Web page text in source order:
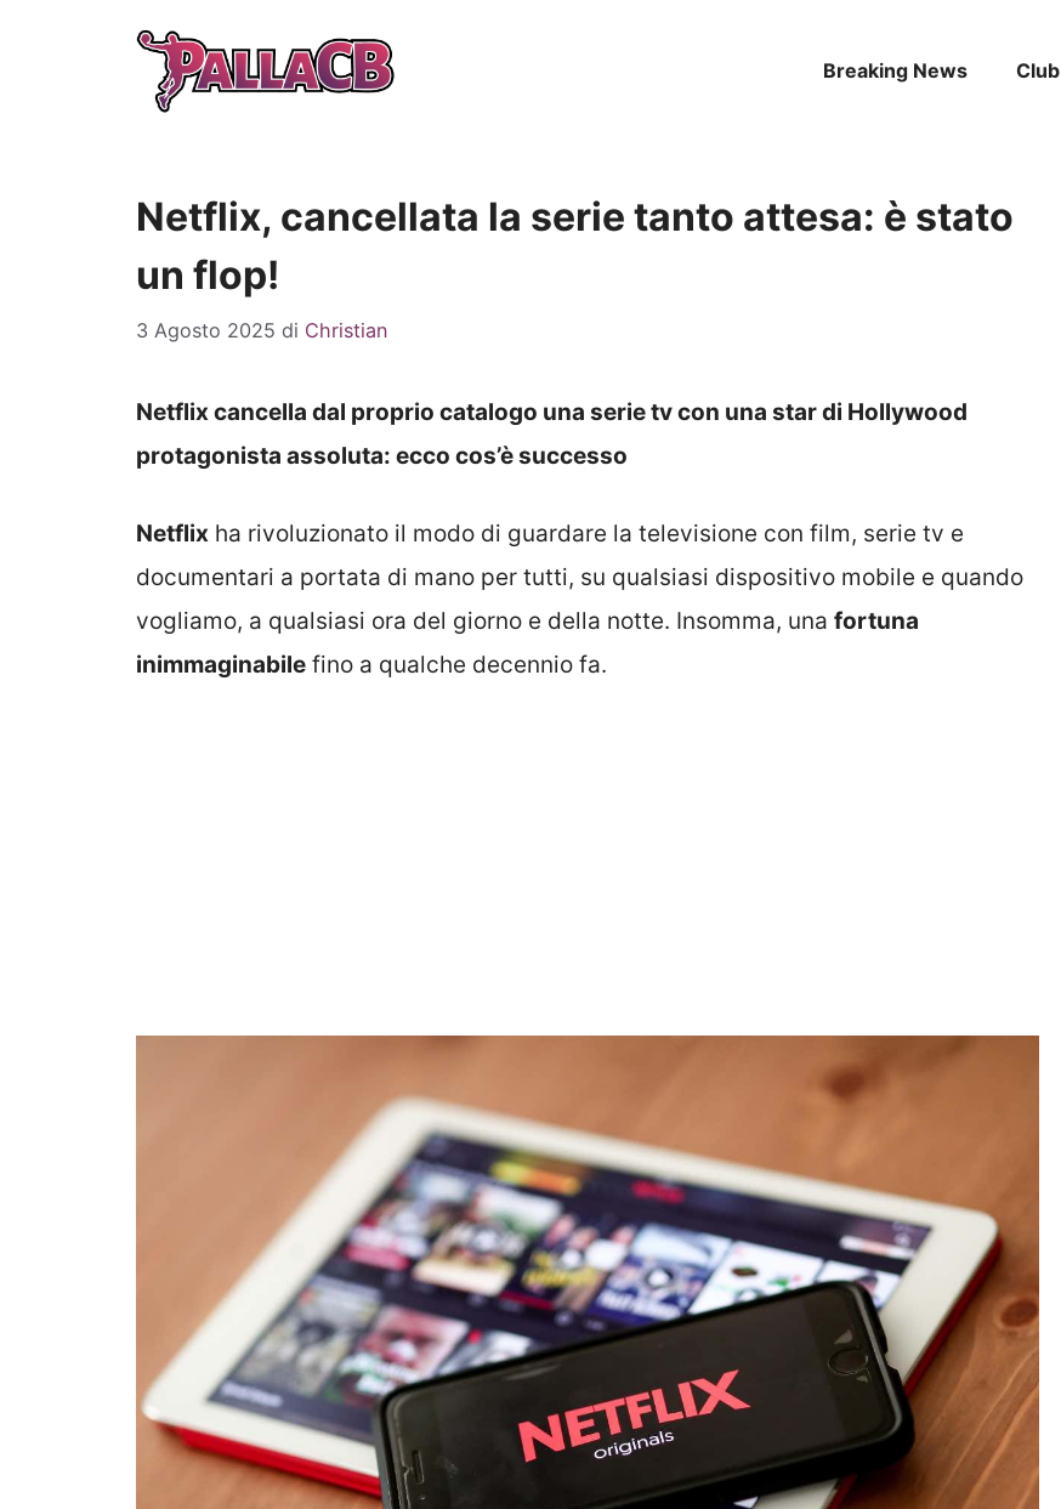
Breaking News Club
Netflix, cancellata la serie tanto attesa: è stato
un flop!
3 Agosto 2025 di Christian
Netflix cancella dal proprio catalogo una serie tv con una star di Hollywood
protagonista assoluta: ecco cos’è successo
Netflix ha rivoluzionato il modo di guardare la televisione con film, serie tv e
documentari a portata di mano per tutti, su qualsiasi dispositivo mobile e quando
vogliamo, a qualsiasi ora del giorno e della notte. Insomma, una fortuna
inimmaginabile fino a qualche decennio fa.